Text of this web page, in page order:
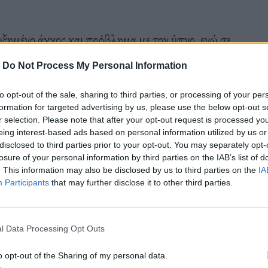
Do Not Process My Personal Information
opt-out of the sale, sharing to third parties, or processing of your
for targeted advertising by us, please use the below opt-out
selection. Please note that after your opt-out request is processed
interest-based ads based on personal information utilized by us
to third parties prior to your opt-out. You may separately
of your personal information by third parties on the IAB’s list of
This information may also be disclosed by us to third parties on the
Participants that may further disclose it to other third parties.
Data Processing Opt Outs
opt-out of the Sharing of my personal data.
άγχος και πρόβλημα με τον ύπνο, ενώ σε
πίνουν περισσότερους καφέδες από τα
δεν θεωρεί πλέον τον καφέ
καφέ θα φέρει περισσότερα οφέλη παρά
πιείτε τον καφέ σας. Κάποιοι ευεργετικοί και